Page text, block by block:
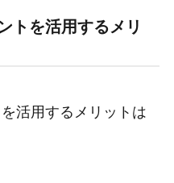
トを活用するメリ
活用するメリットは